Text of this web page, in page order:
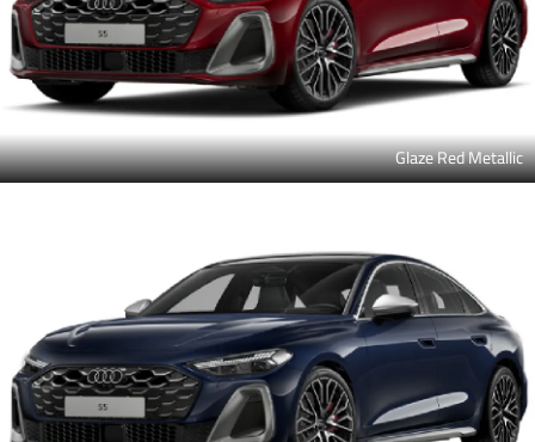
Glaze Red Metallic